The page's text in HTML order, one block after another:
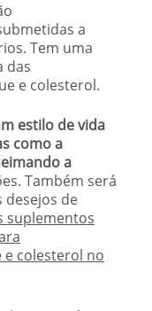
a
Tem uma
das
e colesterol.
estilo de vida
como a
a
Também será
desejos de
suplementos
e colesterol no